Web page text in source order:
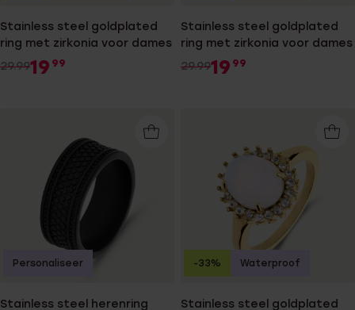
Stainless steel goldplated
ring met zirkonia voor dames
29.9919 99
Stainless steel goldplated
ring met zirkonia voor dames
29.9919 99
Stainless steel herenring
Personaliseer
Stainless steel goldplated
-33% Waterproof